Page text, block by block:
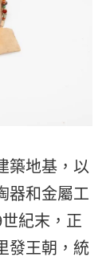
築地基，以
器和金屬工
紀末，正
發王朝，統